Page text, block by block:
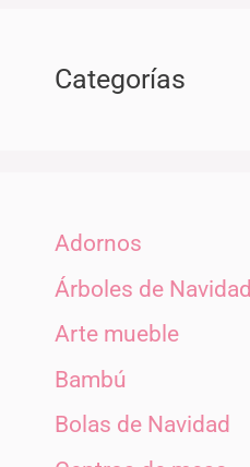
Categorías
Adornos
Árboles de Navidad
Arte mueble
Bambú
Bolas de Navidad